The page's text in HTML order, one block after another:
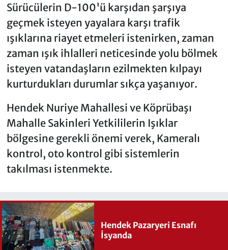
Sürücülerin D-100'ü karşıdan şarşıya
geçmek isteyen yayalara karşı trafik
ışıklarına riayet etmeleri istenirken, zaman
zaman ışık ihlalleri neticesinde yolu bölmek
isteyen vatandaşların ezilmekten kılpayı
kurturdukları durumlar sıkça yaşanıyor.
Hendek Nuriye Mahallesi ve Köprübaşı
Mahalle Sakinleri Yetkililerin Işıklar
bölgesine gerekli önemi verek, Kameralı
kontrol, oto kontrol gibi sistemlerin
takılması istenmekte.
Hendek Pazaryeri Esnafı
İsyanda